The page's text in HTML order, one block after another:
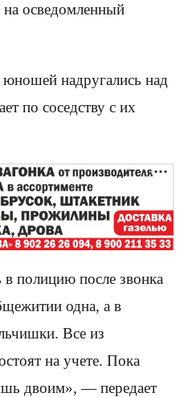
на осведомленный
надругались над
по соседству с их
полицию после звонка
одна, а в
Все из
на учете. Пока
двоим», — передает